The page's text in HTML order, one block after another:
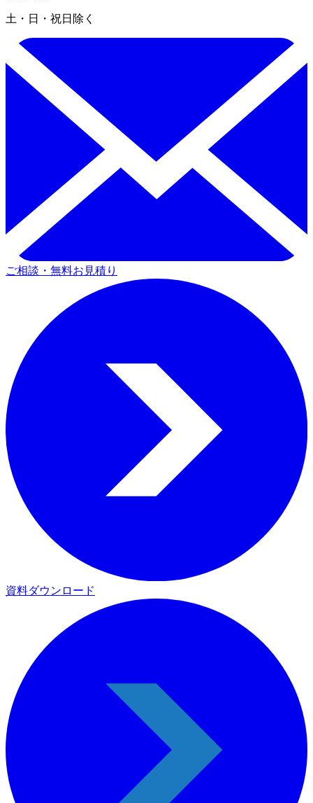
土・日・祝日除く
ご相談・無料お見積り
資料ダウンロード